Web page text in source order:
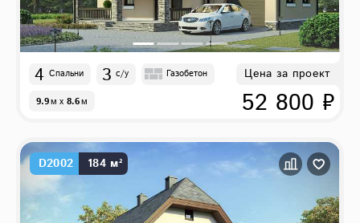
4 Спальни 3 с/у Газобетон
9.9м x 8.6м
Цена за проект
52 800 ₽
D2002 184 м²